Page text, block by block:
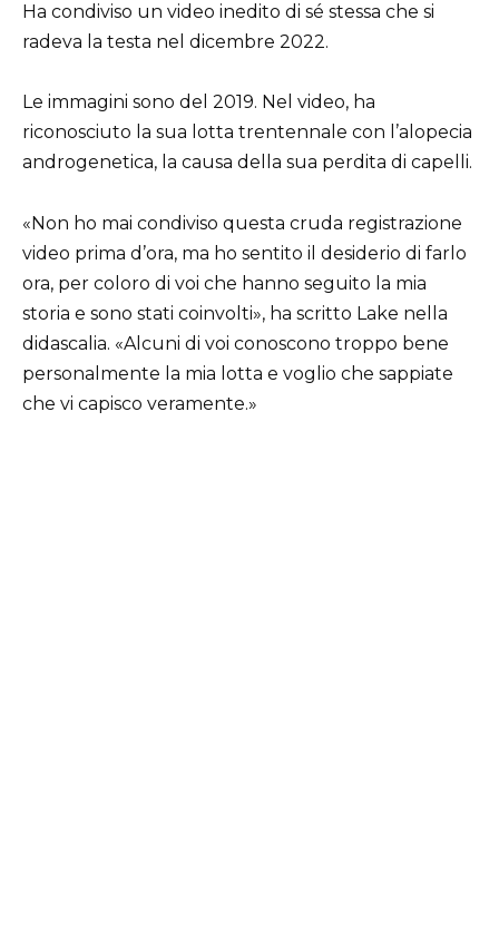
Ha condiviso un video inedito di sé stessa che si
radeva la testa nel dicembre 2022.
Le immagini sono del 2019. Nel video, ha
riconosciuto la sua lotta trentennale con l’alopecia
androgenetica, la causa della sua perdita di capelli.
«Non ho mai condiviso questa cruda registrazione
video prima d’ora, ma ho sentito il desiderio di farlo
ora, per coloro di voi che hanno seguito la mia
storia e sono stati coinvolti», ha scritto Lake nella
didascalia. «Alcuni di voi conoscono troppo bene
personalmente la mia lotta e voglio che sappiate
che vi capisco veramente.»